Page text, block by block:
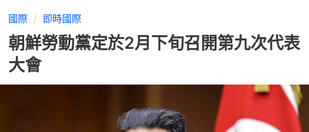
國際 即時國際
朝鮮勞動黨定於2月下旬召開第九次代表
大會